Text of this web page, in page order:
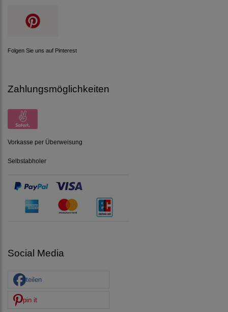
Folgen Sie uns auf Pinterest
Zahlungsmöglichkeiten
Vorkasse per Überweisung
Selbstabholer
Social Media
teilen
pin it